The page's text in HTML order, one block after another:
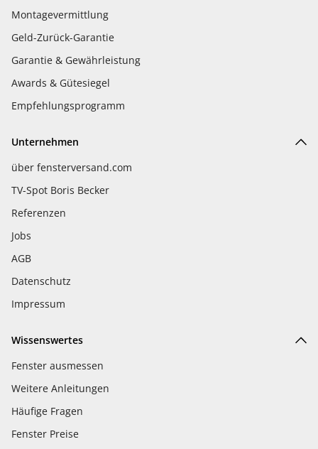
Montagevermittlung
Geld-Zurück-Garantie
Garantie & Gewährleistung
Awards & Gütesiegel
Empfehlungsprogramm
Unternehmen
über fensterversand.com
TV-Spot Boris Becker
Referenzen
Jobs
AGB
Datenschutz
Impressum
Wissenswertes
Fenster ausmessen
Weitere Anleitungen
Häufige Fragen
Fenster Preise